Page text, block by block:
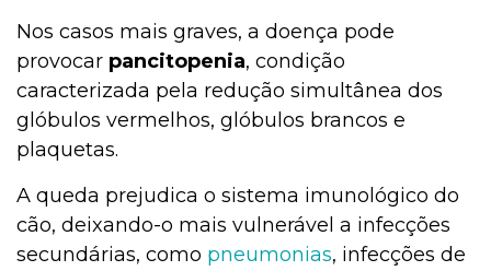
Nos casos mais graves, a doença pode
provocar pancitopenia, condição
caracterizada pela redução simultânea dos
glóbulos vermelhos, glóbulos brancos e
plaquetas.
A queda prejudica o sistema imunológico do
cão, deixando-o mais vulnerável a infecções
secundárias, como pneumonias, infecções de